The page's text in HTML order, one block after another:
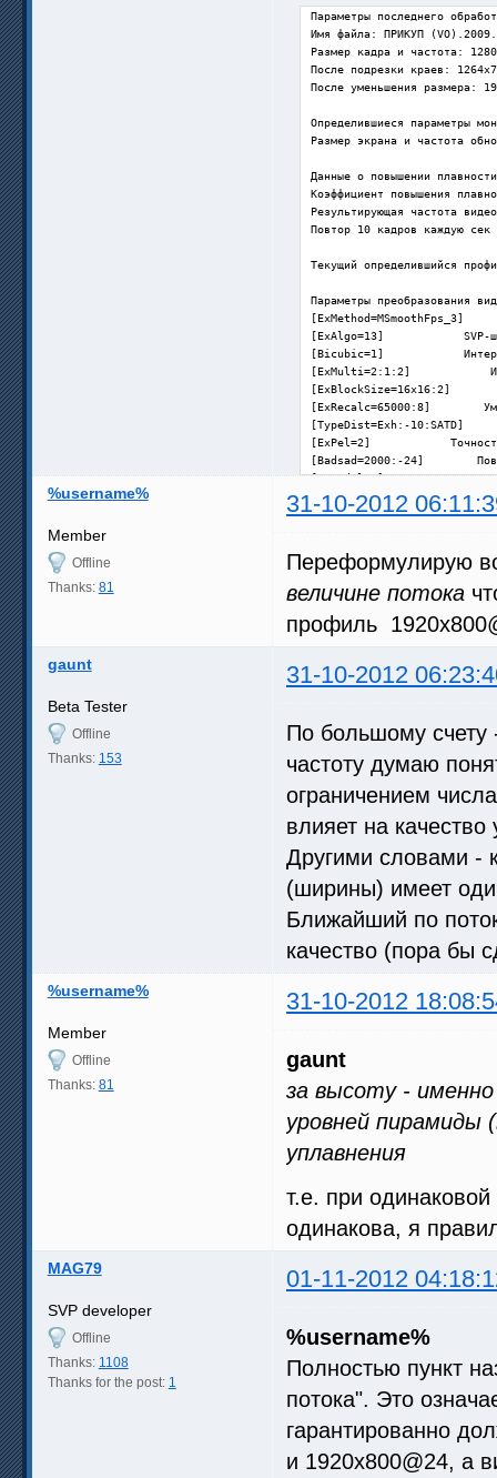
Параметры последнего
Имя файла: ПРИКУП
Размер кадра и частота:
После подрезки краев:
После уменьшения размера:
Определившиеся параметры
Размер экрана и частота
Данные о повышении
Коэффициент повышения
Результирующая частота
Повтор 10 кадров каждую
Текущий определившийся
Параметры преобразования
[ExMethod=MSmoothFps_3]
[ExAlgo=13]            SVP-
[Bicubic=1]
[ExMulti=2:1:2]
[ExBlockSize=16x16:2]
[ExRecalc=65000:8]
[TypeDist=Exh:-10:SATD]
[ExPel=2]            Точность
[Badsad=2000:-24]
[ExSadml=0]
[ExBlend=false]
[ExDwnResize=MON]
Параметры по меню
[ExThreads=0]
[HandCrop=CustomCrop]
[Borderlight=CustomLight]
[ExDemo=0]
[ExTearingTest=0]
%username% 31-10-2012
Member
Offline
Thanks: 81
Переформулирую
величине потока
профиль
gaunt 31-10-2012
Beta Tester
Offline
Thanks: 153
По большому счету
частоту думаю
ограничением
влияет на
Другими словами -
(ширины) имеет
Ближайший по
качество (пора бы
%username% 31-10-2012
Member
Offline
Thanks: 81
gaunt
за высоту -
уровней пирамиды
уплавнения
т.е. при
одинакова, я
MAG79 01-11-2012
SVP developer
Offline
Thanks: 1108
Thanks for the post: 1
%username%
Полностью пункт
потока". Это
гарантированно
и 1920x800@24, а